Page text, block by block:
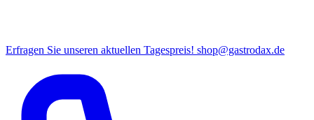
Erfragen Sie unseren aktuellen Tagespreis! shop@gastrodax.de